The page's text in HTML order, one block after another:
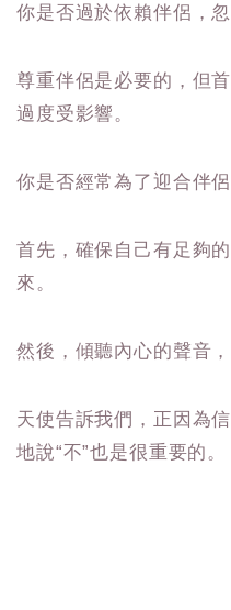
你是否過於依賴伴侶，
尊重伴侶是必要的，但
過度受影響。
你是否經常為了迎合伴
首先，確保自己有足夠
來。
然後，傾聽內心的聲音
天使告訴我們，正因為
地說“不”也是很重要的。